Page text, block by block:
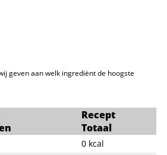
geven aan welk ingrediënt de hoogste
Recept
Totaal
0 kcal